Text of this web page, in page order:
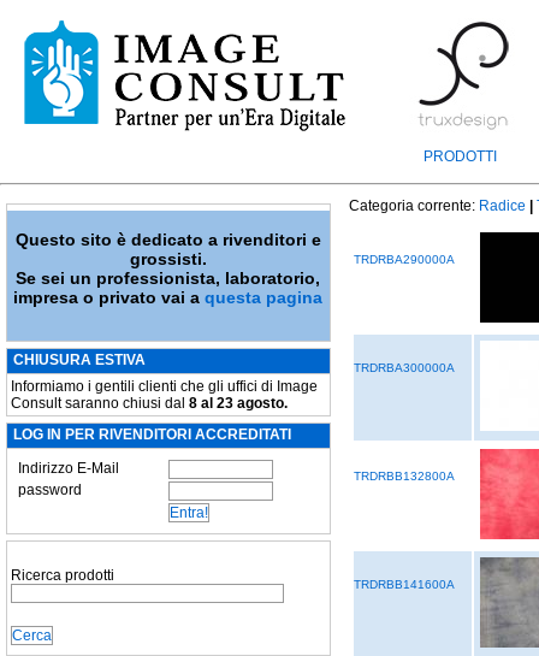
PRODOTTI
Questo sito è dedicato a rivenditori e
grossisti.
Se sei un professionista, laboratorio,
impresa o privato vai aquesta pagina
CHIUSURA ESTIVA
Informiamo i gentili clienti che gli uffici di Image
Consult saranno chiusi dal 8 al 23 agosto.
LOG IN PER RIVENDITORI ACCREDITATI
Indirizzo E-Mail
password
Ricerca prodotti
Categoria corrente: Radice
TRDRBA290000A
TRDRBA300000A
TRDRBB132800A
TRDRBB141600A